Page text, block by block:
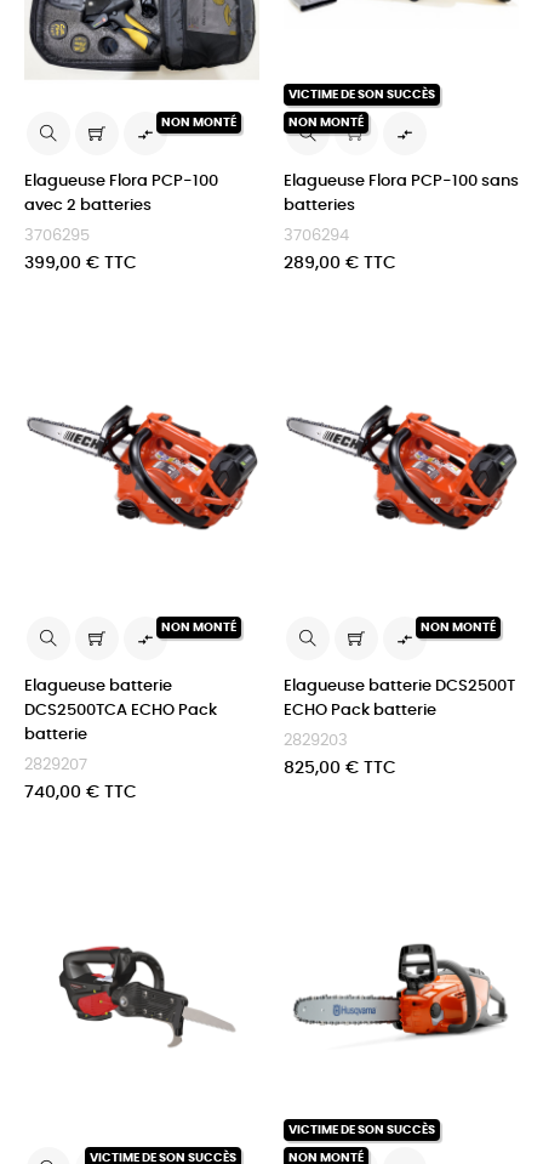
NON MONTÉ

Elagueuse Flora PCP-100
avec 2 batteries
3706295
Prix
399,00 € TTC
VICTIME DE SON SUCCÈS
NON MONTÉ

Elagueuse Flora PCP-100 sans
batteries
3706294
Prix
289,00 € TTC
NON MONTÉ

Elagueuse batterie
DCS2500TCA ECHO Pack
batterie
2829207
Prix
740,00 € TTC
NON MONTÉ

Elagueuse batterie DCS2500T
ECHO Pack batterie
2829203
Prix
825,00 € TTC
VICTIME DE SON SUCCÈS
VICTIME DE SON SUCCÈS
NON MONTÉ